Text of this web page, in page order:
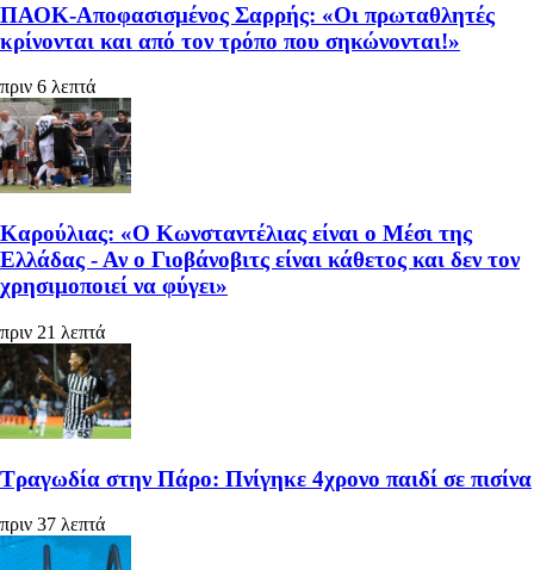
ΠΑΟΚ-Αποφασισμένος Σαρρής: «Οι πρωταθλητές
κρίνονται και από τον τρόπο που σηκώνονται!»
πριν 6 λεπτά
Καρούλιας: «Ο Κωνσταντέλιας είναι ο Μέσι της
Ελλάδας - Αν ο Γιοβάνοβιτς είναι κάθετος και δεν τον
χρησιμοποιεί να φύγει»
πριν 21 λεπτά
Τραγωδία στην Πάρο: Πνίγηκε 4χρονο παιδί σε πισίνα
πριν 37 λεπτά